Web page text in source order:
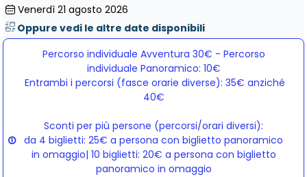
Venerdì 21 agosto 2026
Oppure vedi le altre date disponibili
Percorso individuale Avventura 30€ - Percorso
individuale Panoramico: 10€
Entrambi i percorsi (fasce orarie diverse): 35€ anziché
40€
Sconti per più persone (percorsi/orari diversi):
da 4 biglietti: 25€ a persona con biglietto panoramico
in omaggio| 10 biglietti: 20€ a persona con biglietto
panoramico in omaggio